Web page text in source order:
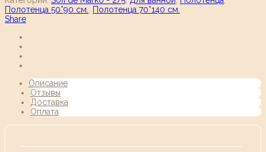
Полотенца 50*90 см.
Полотенца 70*140 см.
Share
Описание
Отзывы
Доставка
Оплата